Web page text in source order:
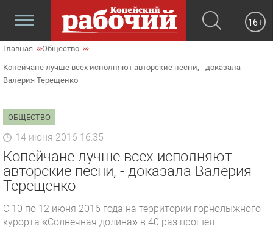
16+
Главная Общество
Копейчане лучше всех исполняют авторские песни, - доказала
Валерия Терещенко
ОБЩЕСТВО
14 июня 2016 16:35
Копейчане лучше всех исполняют
авторские песни, - доказала Валерия
Терещенко
C 10 по 12 июня 2016 года на территории горнолыжного
курорта «Солнечная долина» в 40 раз прошел